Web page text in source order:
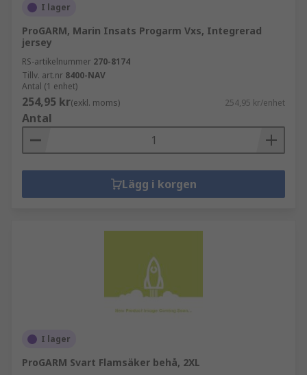
I lager
ProGARM, Marin Insats Progarm Vxs, Integrerad
jersey
RS-artikelnummer 270-8174
Tillv. art.nr 8400-NAV
Antal (1 enhet)
254,95 kr(exkl. moms) 254,95 kr/enhet
Antal
Lägg i korgen
I lager
ProGARM Svart Flamsäker behå, 2XL